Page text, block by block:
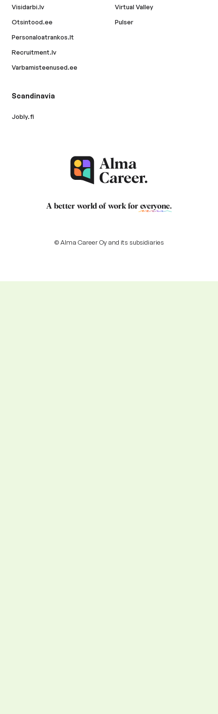
Visidarbi.lv
Otsintood.ee
Personaloatrankos.lt
Recruitment.lv
Varbamisteenused.ee
Virtual Valley
Pulser
Scandinavia
Jobly.fi
A better world of work for everyone.
© Alma Career Oy and its subsidiaries